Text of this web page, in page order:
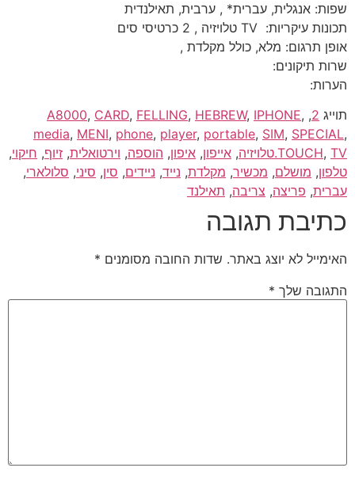
שפות: אנגלית, עברית* , ערבית, תאילנדית
תכונות עיקריות: TV טלויזיה , 2 כרטיסי סים
אופן תרגום: מלא, כולל מקלדת ,
שרות תיקונים:
הערות:
תוייג 2
,
A8000, CARD, FELLING, HEBREW, IPHONE,
media, MENI, phone, player, portable, SIM, SPECIAL,
TOUCH, TV.טלויזיה , אייפון, איפון, הוספה, וירטואלית, זיוף, חיקוי,
טלפון, מושלם, מכשיר, מקלדת, נייד, ניידים, סין, סיני, סלולארי,
עברית, פריצה, צריבה, תאילנד
כתיבת תגובה
האימייל לא יוצג באתר. שדות החובה מסומנים *
התגובה שלך *